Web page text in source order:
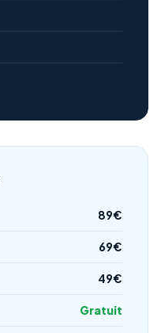
89€
69€
49€
Gratuit